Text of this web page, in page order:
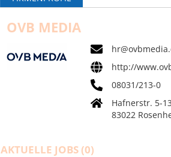
OVB MEDIA
http://
08031/213-0
Hafnerstr. 5-13
83022
AKTUELLE JOBS (0)